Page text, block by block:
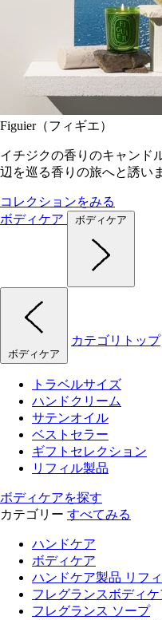
Figuier（フィギエ）
イチジクの香りのキャンド
辺を巡る香りの旅へと誘い
コレクションをみる
ボディケア
ボディケア
ボディケア
カテゴリトップ
トラベルサイズ
ハンドクリーム
サテンオイル
ベストセラー
ギフトセレクション
リフィル製品
ボディケアを探す
カテゴリー すべてみる
ハンドケア
ボディケア
ハンドケア製品 リフ
フレグランスボディケ
フレグランス ソープ